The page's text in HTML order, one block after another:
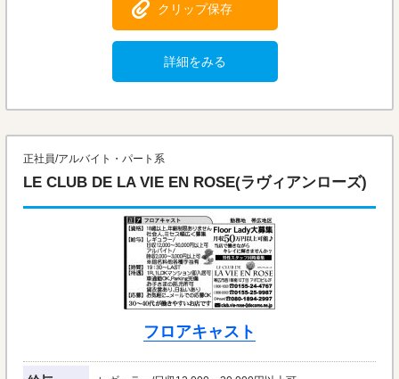
クリップ保存
詳細をみる
正社員/アルバイト・パート系
LE CLUB DE LA VIE EN ROSE(ラヴィアンローズ)
フロアキャスト